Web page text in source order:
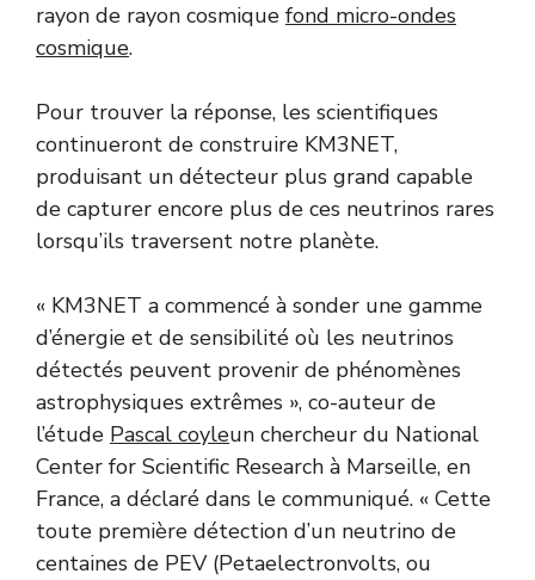
rayon de rayon cosmique fond micro-ondes
cosmique.
Pour trouver la réponse, les scientifiques
continueront de construire KM3NET,
produisant un détecteur plus grand capable
de capturer encore plus de ces neutrinos rares
lorsqu’ils traversent notre planète.
« KM3NET a commencé à sonder une gamme
d’énergie et de sensibilité où les neutrinos
détectés peuvent provenir de phénomènes
astrophysiques extrêmes », co-auteur de
l’étude Pascal coyleun chercheur du National
Center for Scientific Research à Marseille, en
France, a déclaré dans le communiqué. « Cette
toute première détection d’un neutrino de
centaines de PEV (Petaelectronvolts, ou